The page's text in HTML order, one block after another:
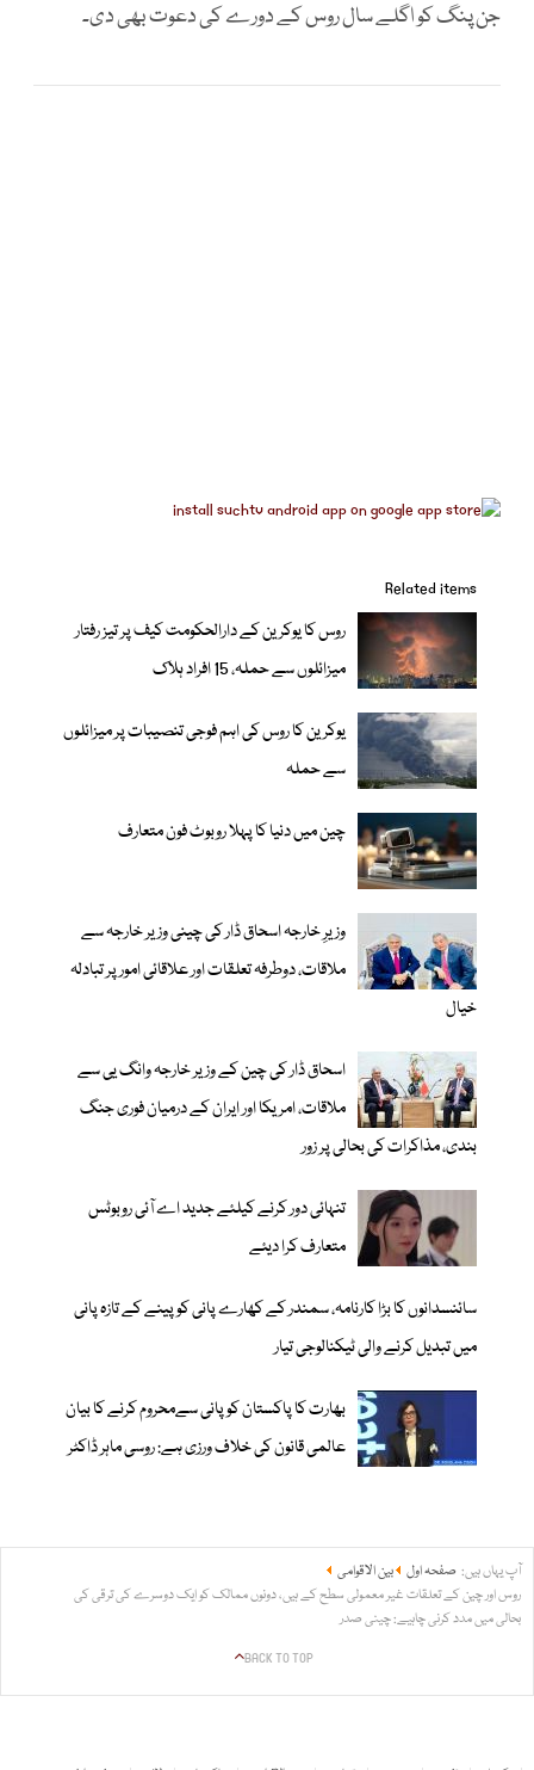
جن پنگ کو اگلے سال روس کے دورے کی دعوت بھی دی۔
Related items
روس کا یوکرین کے دارالحکومت کیف پر تیز رفتار
میزائلوں سے حملہ، 15 افراد ہلاک
یوکرین کا روس کی اہم فوجی تنصیبات پر میزائلوں
سے حملہ
چین میں دنیا کا پہلا روبوٹ فون متعارف
وزیرِ خارجہ اسحاق ڈار کی چینی وزیر خارجہ سے
ملاقات، دوطرفہ تعلقات اور علاقائی امور پر تبادلہ
خیال
اسحاق ڈار کی چین کے وزیر خارجہ وانگ یی سے
ملاقات، امریکا اور ایران کے درمیان فوری جنگ
بندی، مذاکرات کی بحالی پر زور
تنہائی دور کرنے کیلئے جدید اے آئی روبوٹس
متعارف کرا دیئے
سائنسدانوں کا بڑا کارنامہ، سمندر کے کھارے پانی کو پینے کے تازہ پانی
میں تبدیل کرنے والی ٹیکنالوجی تیار
بھارت کا پاکستان کو پانی سےمحروم کرنے کا بیان
عالمی قانون کی خلاف ورزی ہے: روسی ماہر ڈاکٹر
آپ یہاں ہیں: صفحہ اول
بین الاقوامی
روس اور چین کے تعلقات غیر معمولی سطح کے ہیں، دونوں ممالک کو ایک دوسرے کی ترقی کی
بحالی میں مدد کرنی چاہیے: چینی صدر
BACK TO TOP